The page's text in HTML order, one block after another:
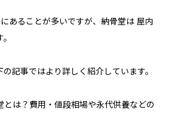
あることが多いですが、納骨堂は 屋内
記事ではより詳しく紹介しています。
とは？費用・値段相場や永代供養などの